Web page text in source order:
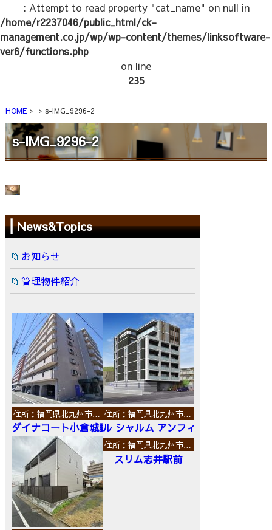
: Attempt to read property "cat_name" on null in
/home/r2237046/public_html/ck-
management.co.jp/wp/wp-content/themes/linksoftware-
ver6/functions.php
on line
235
HOME s-IMG_9296-2
s-IMG_9296-2
News&Topics
お知らせ
管理物件紹介
住所：福岡県北九州市…
ダイナコート小倉城野
住所：福岡県北九州市…
ル シャルム アンフィニ
住所：福岡県北九州市…
スリム志井駅前